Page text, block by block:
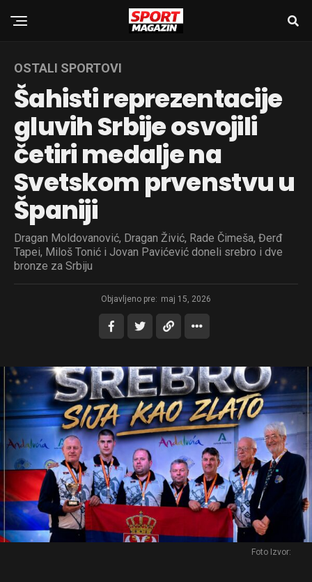
OSTALI SPORTOVI
Šahisti reprezentacije
gluvih Srbije osvojili
četiri medalje na
Svetskom prvenstvu u
Španiji
Dragan Moldovanović, Dragan Živić, Rade Čimeša, Đerđ
Tapei, Miloš Tonić i Jovan Pavićević doneli srebro i dve
bronze za Srbiju
Objavljeno pre: maj 15, 2026
Foto Izvor: